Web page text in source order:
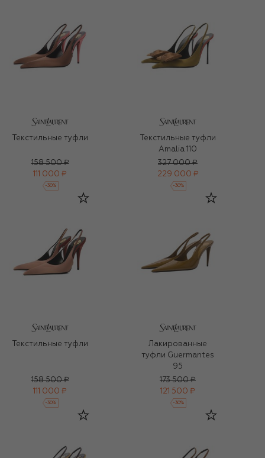
Текстильные туфли
158 500 ₽
111 000 ₽
-30%
Текстильные туфли
Amalia 110
327 000 ₽
229 000 ₽
-30%
Текстильные туфли
158 500 ₽
111 000 ₽
-30%
Лакированные
туфли Guermantes
95
173 500 ₽
121 500 ₽
-30%